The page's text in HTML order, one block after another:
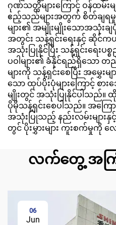
ဂုဏ်သတ္တိများကြောင့် ဝန်ထမ်း
ဧည့်သည်များအတွက် စိတ်ချရမှုကို
များ၏ အမျိုးမျိုးသောအသုံးခ
အတွင်း သန့်ရှင်းရေးနှင့် ဆိုင်
အသုံးပြုနိုင်ပြီး သန့်ရှင်းရေးပစ္
ပဝါများ၏ ခံနိုင်ရည်ရှိသော တ
များကို သန့်ရှင်းစေပြီး အမွှေးမ
သော ထုပ်ပိုးပုံများကြောင့် စ
မျိုးတွင် အသုံးပြုနိုင်ပါသည်။
ပိုမိုသန့်ရှင်းစေပါသည်။ အကြော
အသုံးပြုသည့် နည်းလမ်းများနှ
တွင် ပိုးမွှားများ ကူးစက်မှုကို လ
လက်တွေ့ အကြံပ
06
Jun